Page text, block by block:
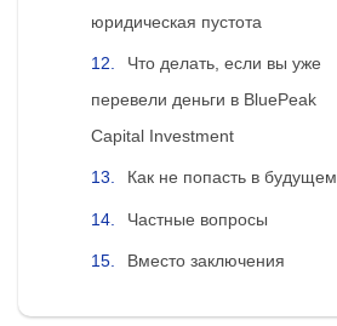
юридическая пустота
Что делать, если вы уже
перевели деньги в BluePeak
Capital Investment
Как не попасть в будущем
Частные вопросы
Вместо заключения